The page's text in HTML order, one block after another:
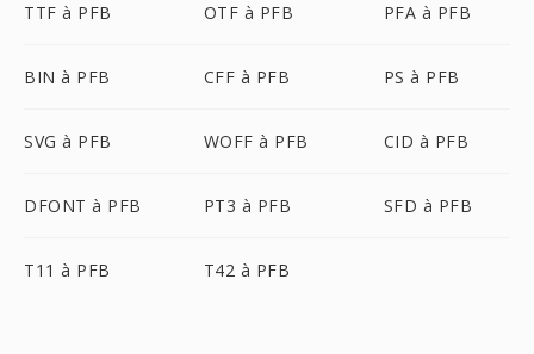
TTF à PFB OTF à PFB PFA à PFB
BIN à PFB CFF à PFB PS à PFB
SVG à PFB WOFF à PFB CID à PFB
DFONT à PFB PT3 à PFB SFD à PFB
T11 à PFB T42 à PFB